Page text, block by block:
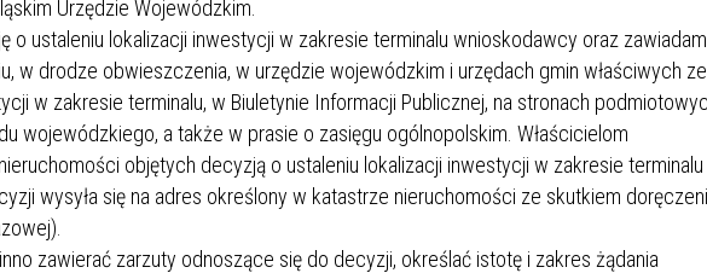
Urzędzie Wojewódzkim.
o ustaleniu lokalizacji inwestycji w zakresie terminalu wnioskodawcy oraz
w drodze obwieszczenia, w urzędzie wojewódzkim i urzędach gmin właściwych ze
w zakresie terminalu, w Biuletynie Informacji Publicznej, na stronach
wojewódzkiego, a także w prasie o zasięgu ogólnopolskim. Właścicielom
objętych decyzją o ustaleniu lokalizacji inwestycji w zakresie terminalu
wysyła się na adres określony w katastrze nieruchomości ze skutkiem
zawierać zarzuty odnoszące się do decyzji, określać istotę i zakres żądania